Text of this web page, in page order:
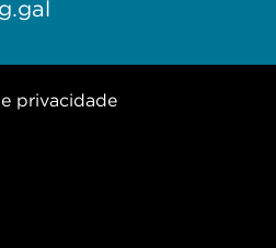
privacidade